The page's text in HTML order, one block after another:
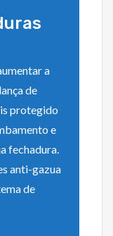
a
de
protegido
e
fechadura.
anti-gazua
de